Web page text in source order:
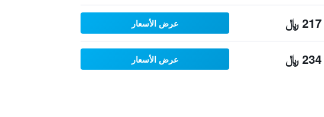
217 ﷼ عرض الأسعار
234 ﷼ عرض الأسعار